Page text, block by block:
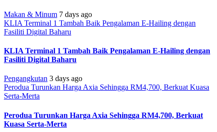
Makan & Minum 7 days ago
KLIA Terminal 1 Tambah Baik Pengalaman E-Hailing dengan
Fasiliti Digital Baharu
KLIA Terminal 1 Tambah Baik Pengalaman E-Hailing dengan
Fasiliti Digital Baharu
Pengangkutan 3 days ago
Perodua Turunkan Harga Axia Sehingga RM4,700, Berkuat Kuasa
Serta-Merta
Perodua Turunkan Harga Axia Sehingga RM4,700, Berkuat
Kuasa Serta-Merta